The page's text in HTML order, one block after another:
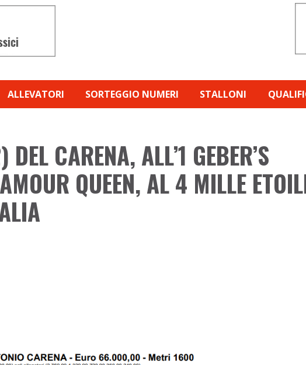
ALLEVATORI SORTEGGIO NUMERI STALLONI
CARENA, ALL’1 GEBER’S
QUEEN, AL 4 MILLE